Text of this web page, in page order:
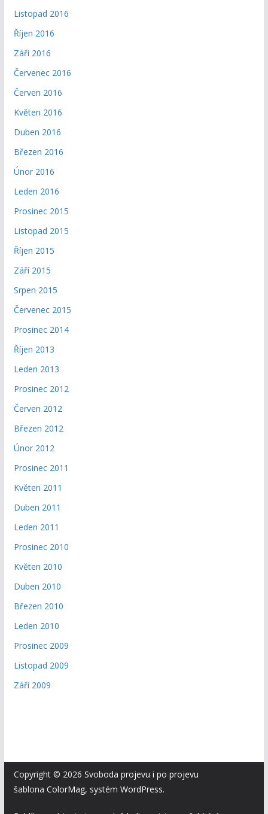
Listopad 2016
Říjen 2016
Září 2016
Červenec 2016
Červen 2016
Květen 2016
Duben 2016
Březen 2016
Únor 2016
Leden 2016
Prosinec 2015
Listopad 2015
Říjen 2015
Září 2015
Srpen 2015
Červenec 2015
Prosinec 2014
Říjen 2013
Leden 2013
Prosinec 2012
Červen 2012
Březen 2012
Únor 2012
Prosinec 2011
Květen 2011
Duben 2011
Leden 2011
Prosinec 2010
Květen 2010
Duben 2010
Březen 2010
Leden 2010
Prosinec 2009
Listopad 2009
Září 2009
Copyright © 2026 Svoboda projevu i po projevu
šablona ColorMag, systém WordPress.